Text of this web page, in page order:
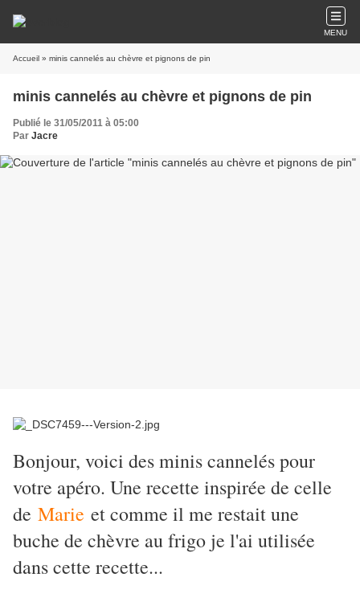
MENU
Accueil » minis cannelés au chèvre et pignons de pin
minis cannelés au chèvre et pignons de pin
Publié le 31/05/2011 à 05:00
Par Jacre
Bonjour, voici des minis cannelés pour
votre apéro. Une recette inspirée de celle
de Marie et comme il me restait une
buche de chèvre au frigo je l'ai utilisée
dans cette recette...